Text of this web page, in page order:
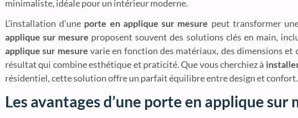
minimaliste, idéale pour un intérieur moderne.
L’installation d’une porte en applique sur mesure peut transformer
applique sur mesure proposent souvent des solutions clés en main,
applique sur mesure varie en fonction des matériaux, des dimensions
résultat qui combine esthétique et praticité. Que vous cherchiez à
résidentiel, cette solution offre un parfait équilibre entre design et confort.
Les avantages d’une porte en applique